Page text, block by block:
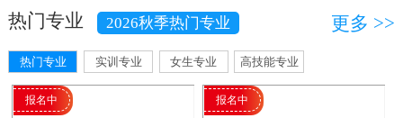
段*斌 乌鲁木齐 智能制造与工业机器人 咨询学费
樊*军 昌吉 AI家装艺术与动漫设计
热门专业 2026秋季热门专业 更多 >>
热门专业 实训专业 女生专业 高技能专业
报名中 报名中